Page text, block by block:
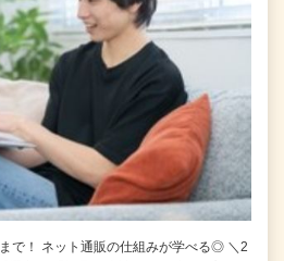
で！ ネット通販の仕組みが学べる◎ ＼2